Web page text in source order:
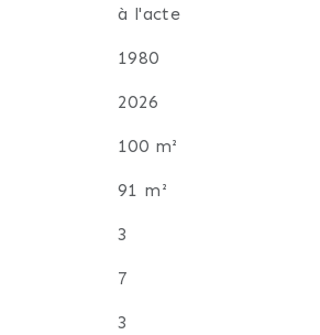
à l'acte
1980
2026
100 m²
91 m²
3
7
3